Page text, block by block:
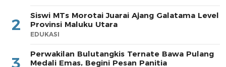
2
Siswi MTs Morotai Juarai Ajang Galatama Level
Provinsi Maluku Utara
EDUKASI
3
Perwakilan Bulutangkis Ternate Bawa Pulang
Medali Emas, Begini Pesan Panitia